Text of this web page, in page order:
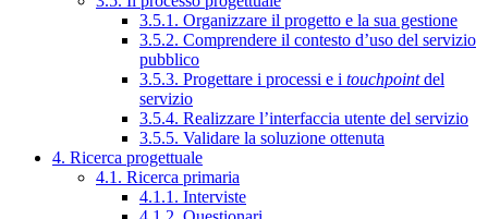
3.5.1. Organizzare il progetto e la sua gestione
3.5.2. Comprendere il contesto d’uso del servizio
pubblico
3.5.3. Progettare i processi e i touchpointdel
servizio
3.5.4. Realizzare l’interfaccia utente del servizio
3.5.5. Validare la soluzione ottenuta
4. Ricerca progettuale
4.1. Ricerca primaria
4.1.1. Interviste